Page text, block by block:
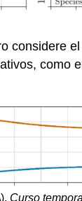
considere
como
. Curso